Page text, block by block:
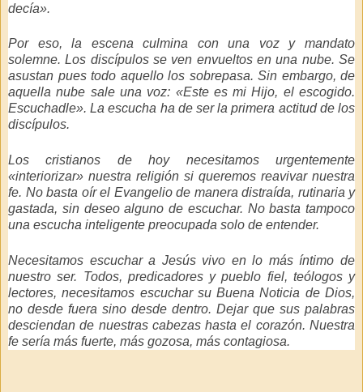
decía».
Por eso, la escena culmina con una voz y mandato
solemne. Los discípulos se ven envueltos en una nube. Se
asustan pues todo aquello los sobrepasa. Sin embargo, de
aquella nube sale una voz: «Este es mi Hijo, el escogido.
Escuchadle». La escucha ha de ser la primera actitud de los
discípulos.
Los cristianos de hoy necesitamos urgentemente
«interiorizar» nuestra religión si queremos reavivar nuestra
fe. No basta oír el Evangelio de manera distraída, rutinaria y
gastada, sin deseo alguno de escuchar. No basta tampoco
una escucha inteligente preocupada solo de entender.
Necesitamos escuchar a Jesús vivo en lo más íntimo de
nuestro ser. Todos, predicadores y pueblo fiel, teólogos y
lectores, necesitamos escuchar su Buena Noticia de Dios,
no desde fuera sino desde dentro. Dejar que sus palabras
desciendan de nuestras cabezas hasta el corazón. Nuestra
fe sería más fuerte, más gozosa, más contagiosa.